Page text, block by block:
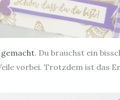
. Du brauchst ein
vorbei. Trotzdem ist das